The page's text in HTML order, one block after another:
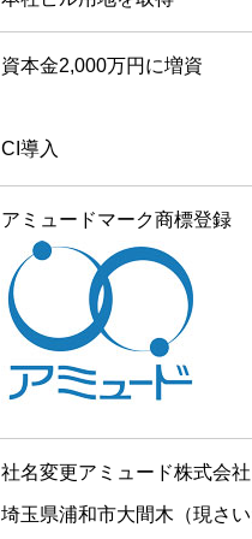
資本金2,000万円に増資
CI導入
アミュードマーク商標登録
社名変更アミュード株式会社
埼玉県浦和市大間木（現さ